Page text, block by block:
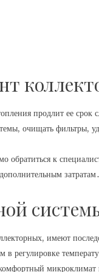
продлит ее
очищать фильтры,
обратиться к
затратам․
имеют
регулировке